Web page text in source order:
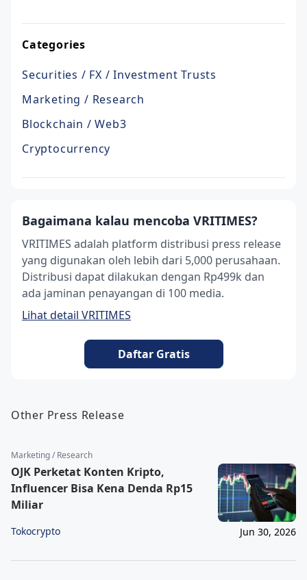
Categories
Securities / FX / Investment Trusts
Marketing / Research
Blockchain / Web3
Cryptocurrency
Bagaimana kalau mencoba VRITIMES?
VRITIMES adalah platform distribusi press release
yang digunakan oleh lebih dari 5,000 perusahaan.
Distribusi dapat dilakukan dengan Rp499k dan
ada jaminan penayangan di 100 media.
Lihat detail VRITIMES
Daftar Gratis
Other Press Release
Marketing / Research
OJK Perketat Konten Kripto,
Influencer Bisa Kena Denda Rp15
Miliar
Tokocrypto Jun 30, 2026